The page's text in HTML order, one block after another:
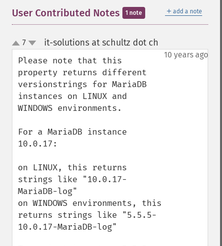
＋ add a note
User Contributed Notes 1 note
up
down
7 it-solutions at schultz dot ch
10 years ago
Please note that this
property returns different
versionstrings for MariaDB
instances on LINUX and
WINDOWS environments.
For a MariaDB instance
10.0.17:
on LINUX, this returns
strings like "10.0.17-
MariaDB-log"
on WINDOWS environments, this
returns strings like "5.5.5-
10.0.17-MariaDB-log"